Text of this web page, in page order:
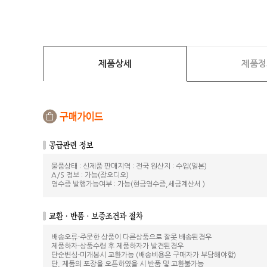
제품상세 제품
물품상태 : 신제품 판매지역 : 전국 원산지 : 수입(일본)
A/S 정보 : 가능(장오디오)
영수증 발행가능여부 : 가능(현금영수증,세금계산서 )
배송오류-주문한 상품이 다른상품으로 잘못 배송된경우
제품하자-상품수령 후 제품하자가 발견된경우
단순변심-미개봉시 교환가능 (배송비용은 구매자가 부담해야함)
단, 제품의 포장을 오픈하였을 시 반품 및 교환불가능